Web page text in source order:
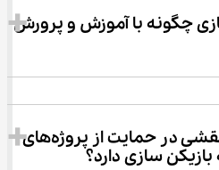
چگونه با آموزش و پرورش
پلتفرم آی ‌نو چه نقشی در حمایت از پروژه‌های
بازیکن سازی دارد؟